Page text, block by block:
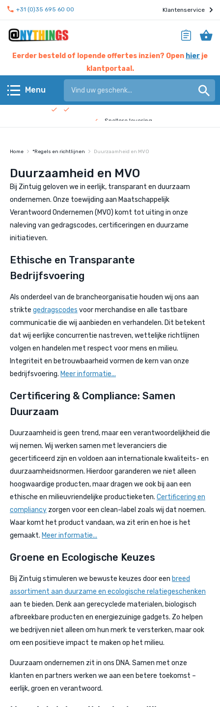
+31 (0)35 695 60 00 Klantenservice
Eerder besteld of lopende offertes inzien? Open hier je
klantportaal.
Menu
Anythings KERN assortiment
Anythings OVERIG assortiment
Pagina's
Nieuws
Hier werken experts voor jou
Snellere levering
Home *Regels en richtlijnen Duurzaamheid en MVO
Duurzaamheid en MVO
Bij Zintuig geloven we in eerlijk, transparant en duurzaam
ondernemen. Onze toewijding aan Maatschappelijk
Verantwoord Ondernemen (MVO) komt tot uiting in onze
naleving van gedragscodes, certificeringen en duurzame
initiatieven.
Ethische en Transparante
Bedrijfsvoering
Als onderdeel van de brancheorganisatie houden wij ons aan
strikte gedragscodes voor merchandise en alle tastbare
communicatie die wij aanbieden en verhandelen. Dit betekent
dat wij eerlijke concurrentie nastreven, wettelijke richtlijnen
volgen en handelen met respect voor mens en milieu.
Integriteit en betrouwbaarheid vormen de kern van onze
bedrijfsvoering. Meer informatie...
Certificering & Compliance: Samen
Duurzaam
Duurzaamheid is geen trend, maar een verantwoordelijkheid die
wij nemen. Wij werken samen met leveranciers die
gecertificeerd zijn en voldoen aan internationale kwaliteits- en
duurzaamheidsnormen. Hierdoor garanderen we niet alleen
hoogwaardige producten, maar dragen we ook bij aan een
ethische en milieuvriendelijke productieketen. Certificering en
compliancy zorgen voor een clean-label zoals wij dat noemen.
Waar komt het product vandaan, wa zit erin en hoe is het
gemaakt. Meer informatie...
Groene en Ecologische Keuzes
Bij Zintuig stimuleren we bewuste keuzes door een breed
assortiment aan duurzame en ecologische relatiegeschenken
aan te bieden. Denk aan gerecyclede materialen, biologisch
afbreekbare producten en energiezuinige gadgets. Zo helpen
we bedrijven niet alleen om hun merk te versterken, maar ook
om een positieve impact te maken op het milieu.
Duurzaam ondernemen zit in ons DNA. Samen met onze
klanten en partners werken we aan een betere toekomst –
eerlijk, groen en verantwoord.